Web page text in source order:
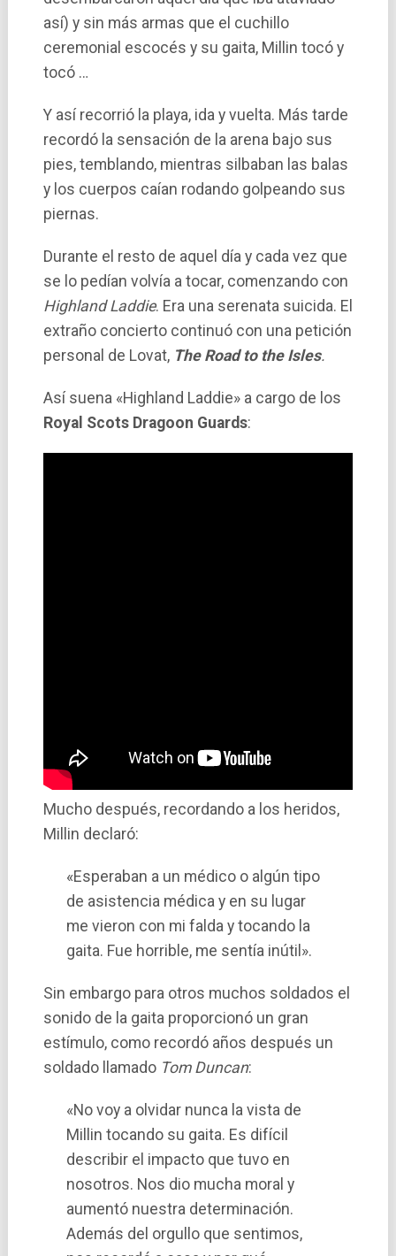
así) y sin más armas que el cuchillo
ceremonial escocés y su gaita, Millin tocó y
tocó …
Y así recorrió la playa, ida y vuelta. Más tarde
recordó la sensación de la arena bajo sus
pies, temblando, mientras silbaban las balas
y los cuerpos caían rodando golpeando sus
piernas.
Durante el resto de aquel día y cada vez que
se lo pedían volvía a tocar, comenzando con
Highland Laddie. Era una serenata suicida. El
extraño concierto continuó con una petición
personal de Lovat, The Road to the Isles.
Así suena «Highland Laddie» a cargo de los
Royal Scots Dragoon Guards:
Mucho después, recordando a los heridos,
Millin declaró:
«Esperaban a un médico o algún tipo
de asistencia médica y en su lugar
me vieron con mi falda y tocando la
gaita. Fue horrible, me sentía inútil».
Sin embargo para otros muchos soldados el
sonido de la gaita proporcionó un gran
estímulo, como recordó años después un
soldado llamado Tom Duncan:
«No voy a olvidar nunca la vista de
Millin tocando su gaita. Es difícil
describir el impacto que tuvo en
nosotros. Nos dio mucha moral y
aumentó nuestra determinación.
Además del orgullo que sentimos,